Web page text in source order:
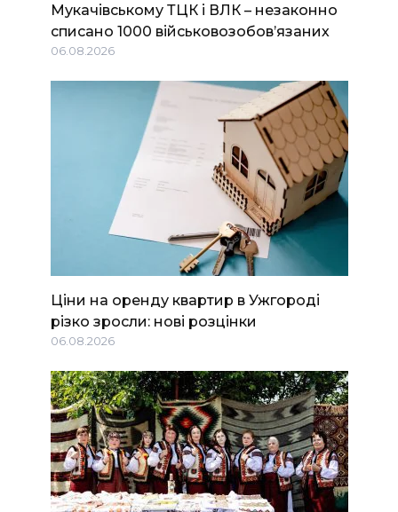
Мукачівському ТЦК і ВЛК – незаконно
списано 1000 військовозобов’язаних
06.08.2026
Ціни на оренду квартир в Ужгороді
різко зросли: нові розцінки
06.08.2026